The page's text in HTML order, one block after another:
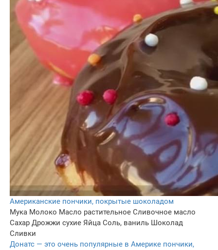
Американские пончики, покрытые шоколадом
Мука Молоко Масло растительное Сливочное масло
Сахар Дрожжи сухие Яйца Соль, ваниль Шоколад
Сливки
Донатс — это очень популярные в Америке пончики,